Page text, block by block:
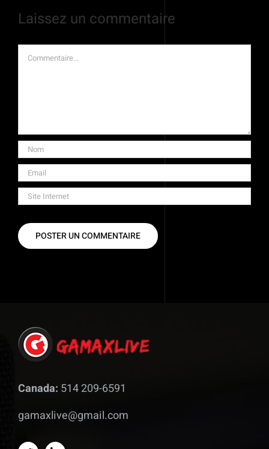
Laissez un commentaire
Commentaire
Canada: 514 209-6591
gamaxlive@gmail.com